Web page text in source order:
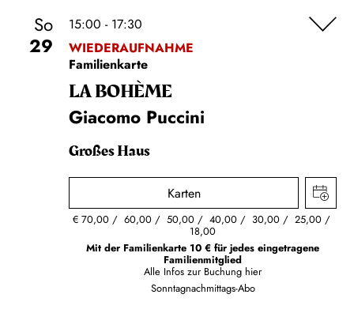
So
29
15:00 - 17:30
WIEDERAUFNAHME
Familienkarte
LA BOHÈME
Giacomo Puccini
Großes Haus
Karten
€ 70,00 60,00 50,00 40,00 30,00 25,00
18,00
Mit der Familienkarte 10 € für jedes eingetragene
Familienmitglied
Alle Infos zur Buchung hier
Sonntagnachmittags-Abo